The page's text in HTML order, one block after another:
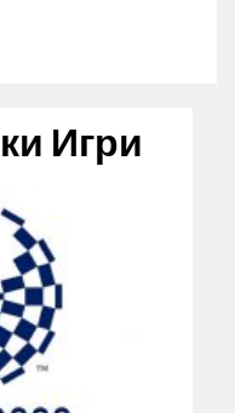
Игри